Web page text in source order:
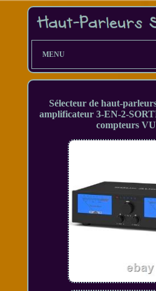
MENU
Sélecteur de haut-
amplificateur 3-EN-2-
compteurs